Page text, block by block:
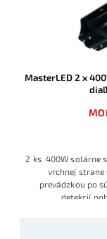
MasterLED 2 x
2 ks 400W solárne
vrchnej
prevádzkou po
detekcií